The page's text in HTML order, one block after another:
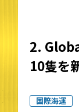
2.
10隻を
国際海運